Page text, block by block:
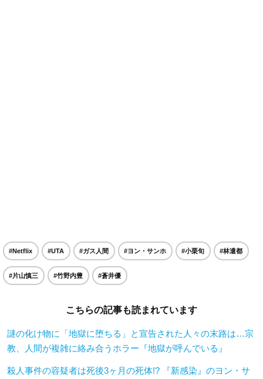
#Netflix #UTA #ガス人間 #ヨン・サンホ #小栗旬 #林遣都
#片山慎三 #竹野内豊 #蒼井優
こちらの記事も読まれています
謎の化け物に「地獄に堕ちる」と宣告された人々の末路は…宗
教、人間が複雑に絡み合うホラー『地獄が呼んでいる』
殺人事件の容疑者は死後3ヶ月の死体!? 『新感染』のヨン・サ